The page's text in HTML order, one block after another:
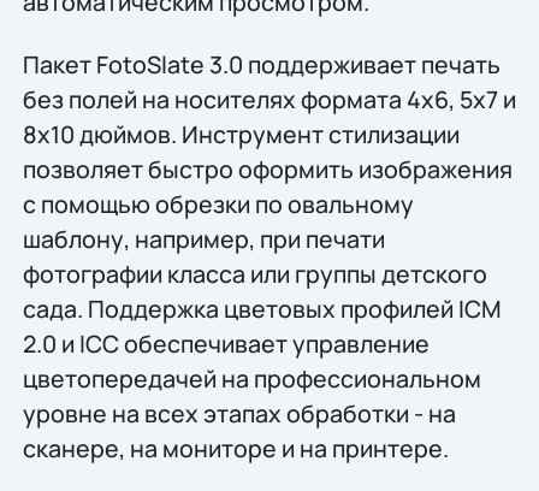
Пакет FotoSlate 3.0 поддерживает печать
без полей на носителях формата 4x6, 5x7 и
8x10 дюймов. Инструмент стилизации
позволяет быстро оформить изображения
с помощью обрезки по овальному
шаблону, например, при печати
фотографии класса или группы детского
сада. Поддержка цветовых профилей ICM
2.0 и ICC обеспечивает управление
цветопередачей на профессиональном
уровне на всех этапах обработки - на
сканере, на мониторе и на принтере.